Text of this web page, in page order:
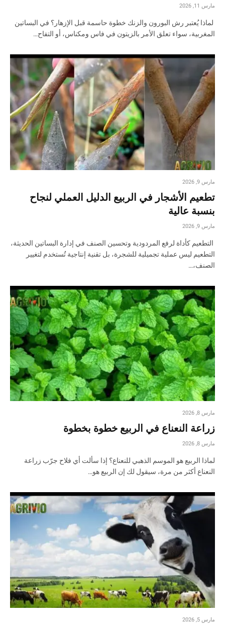
مارس 11, 2026
لماذا يُعتبر رش البورون والزنك خطوة حاسمة قبل الإزهار؟ في البساتين
المغربية، سواء تعلق الأمر بالزيتون في فاس ومكناس، أو التفاح…
مارس 9, 2026
تطعيم الأشجار في الربيع الدليل العملي لنجاح
بنسبة عالية
مارس 9, 2026
التطعيم كأداة لرفع المردودية وتحسين الصنف في إدارة البساتين الحديثة،
التطعيم ليس عملية تجميلية للشجرة، بل تقنية إنتاجية تُستخدم لتغيير
الصنف،…
مارس 8, 2026
زراعة النعناع في الربيع خطوة بخطوة
مارس 8, 2026
لماذا الربيع هو الموسم الذهبي للنعناع؟ إذا سألت أي فلاح جرّب زراعة
النعناع أكثر من مرة، سيقول لك إن الربيع هو…
مارس 5, 2026